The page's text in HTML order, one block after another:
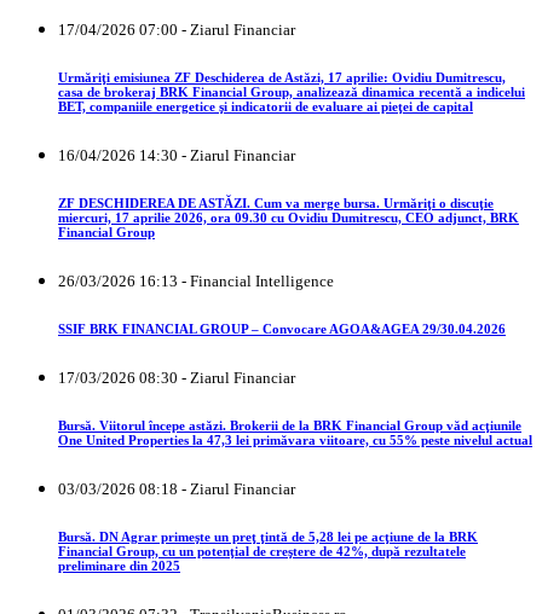
17/04/2026 07:00 - Ziarul Financiar
Urmăriţi emisiunea ZF Deschiderea de Astăzi, 17 aprilie: Ovidiu Dumitrescu,
casa de brokeraj BRK Financial Group, analizează dinamica recentă a indicelui
BET, companiile energetice şi indicatorii de evaluare ai pieţei de capital
16/04/2026 14:30 - Ziarul Financiar
ZF DESCHIDEREA DE ASTĂZI. Cum va merge bursa. Urmăriţi o discuţie
miercuri, 17 aprilie 2026, ora 09.30 cu Ovidiu Dumitrescu, CEO adjunct, BRK
Financial Group
26/03/2026 16:13 - Financial Intelligence
SSIF BRK FINANCIAL GROUP – Convocare AGOA&AGEA 29/30.04.2026
17/03/2026 08:30 - Ziarul Financiar
Bursă. Viitorul începe astăzi. Brokerii de la BRK Financial Group văd acţiunile
One United Properties la 47,3 lei primăvara viitoare, cu 55% peste nivelul actual
03/03/2026 08:18 - Ziarul Financiar
Bursă. DN Agrar primeşte un preţ ţintă de 5,28 lei pe acţiune de la BRK
Financial Group, cu un potenţial de creştere de 42%, după rezultatele
preliminare din 2025